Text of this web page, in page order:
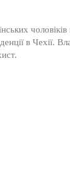
в Чехії.